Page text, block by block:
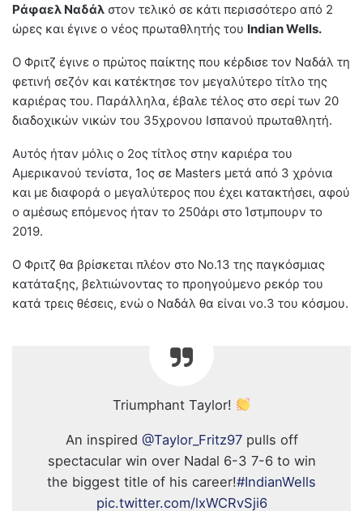
Ράφαελ Ναδάλ στον τελικό σε κάτι περισσότερο από 2
ώρες και έγινε ο νέος πρωταθλητής του Indian Wells.
Ο Φριτζ έγινε ο πρώτος παίκτης που κέρδισε τον Ναδάλ τη
φετινή σεζόν και κατέκτησε τον μεγαλύτερο τίτλο της
καριέρας του. Παράλληλα, έβαλε τέλος στο σερί των 20
διαδοχικών νικών του 35χρονου Ισπανού πρωταθλητή.
Αυτός ήταν μόλις ο 2ος τίτλος στην καριέρα του
Αμερικανού τενίστα, 1ος σε Masters μετά από 3 χρόνια
και με διαφορά ο μεγαλύτερος που έχει κατακτήσει, αφού
ο αμέσως επόμενος ήταν το 250άρι στο Ίστμπουρν το
2019.
Ο Φριτζ θα βρίσκεται πλέον στο Νο.13 της παγκόσμιας
κατάταξης, βελτιώνοντας το προηγούμενο ρεκόρ του
κατά τρεις θέσεις, ενώ ο Ναδάλ θα είναι νο.3 του κόσμου.
Triumphant Taylor!
An inspired @Taylor_Fritz97pulls off
spectacular win over Nadal 6-3 7-6 to win
the biggest title of his career!#IndianWells
pic.twitter.com/lxWCRvSji6